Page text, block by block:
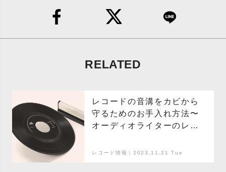
RELATED
レコードの音溝をカビから
守るためのお手入れ方法〜
オーディオライターのレ
レコード情報｜2023.11.21 Tue